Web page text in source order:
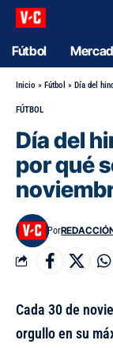
Fútbol
Inicio » Fútbol » Día del
FÚTBOL
Día del
por qué
Por
Cada 30 de
orgullo en su